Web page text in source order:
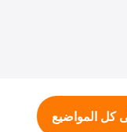
كل المواضيع